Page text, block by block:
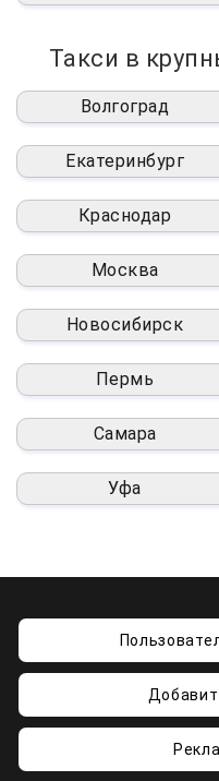
Такси в
Волгоград
Екатеринбург
Краснодар
Москва
Новосибирск
Пермь
Самара
Уфа